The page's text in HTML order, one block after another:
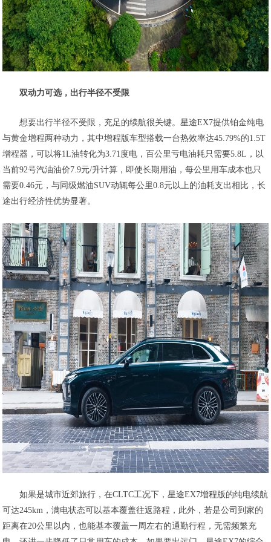
双动力可选，出行半径不受限
想要出行半径不受限，充足的续航很关键。星途EX7提供铂金纯电
与黄金增程两种动力，其中增程版车型搭载一台热效率达45.79%的1.5T
增程器，可以将1L油转化为3.71度电，百公里亏电油耗只需要5.8L，以
当前92号汽油油价7.9元/升计算，即使长期用油，每公里用车成本也只
需要0.46元，与同级燃油SUV动辄每公里0.8元以上的油耗支出相比，长
途出行经济性优势显著。
如果是城市近郊旅行，在CLTC工况下，星途EX7增程版的纯电续航
可达245km，满电状态可以基本覆盖往返路程，此外，若是公司到家的
距离在20公里以内，也能基本覆盖一周左右的通勤行程，无需频繁充